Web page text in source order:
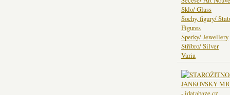
Sklo/ Glass
Sochy, figury/
Figures
Šperky/ Jewellery
Stříbro/ Silver
Varia